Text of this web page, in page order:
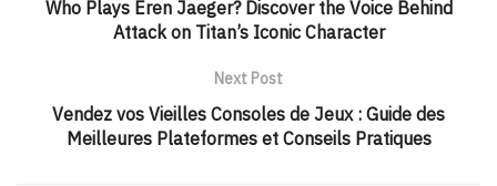
Who Plays Eren Jaeger? Discover the Voice Behind
Attack on Titan’s Iconic Character
Next Post
Vendez vos Vieilles Consoles de Jeux : Guide des
Meilleures Plateformes et Conseils Pratiques